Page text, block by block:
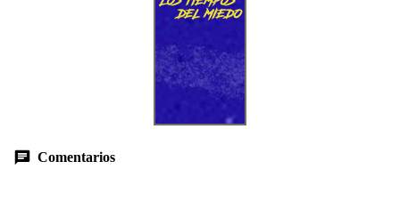
Comentarios